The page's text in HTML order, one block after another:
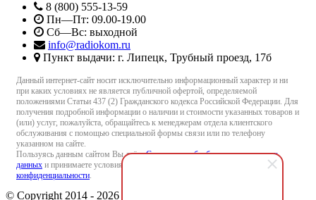
8 (800) 555-13-59
Пн—Пт: 09.00-19.00
Сб—Вс: выходной
info@radiokom.ru
Пункт выдачи: г. Липецк, Трубный проезд, 17б
Данный интернет-сайт носит исключительно информационный характер и ни
при каких условиях не является публичной офертой, определяемой
положениями Статьи 437 (2) Гражданского кодекса Российской Федерации. Для
получения подробной информации о наличии и стоимости указанных товаров и
(или) услуг, пожалуйста, обращайтесь к менеджерам отдела клиентского
обслуживания с помощью специальной формы связи или по телефону
указанном на сайте.
Пользуясь данным сайтом Вы даётеСогласие на обработку персональных
данных и принимаете условия
Политики
конфиденциальности.
© Copyright 2014 - 2026 Radiokom.ru